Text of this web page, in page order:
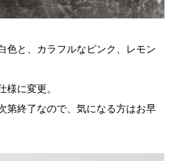
色と、カラフルなピンク、レモン
に変更。
第終了なので、気になる方はお早